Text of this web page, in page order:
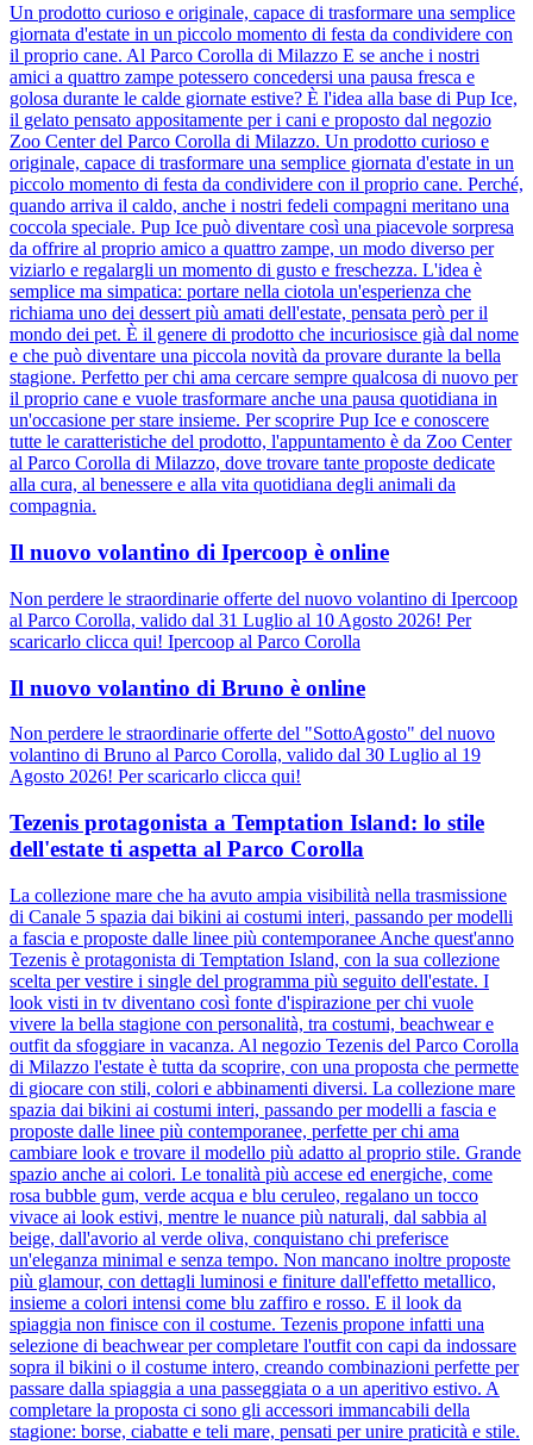
Un prodotto curioso e originale, capace di trasformare una semplice
giornata d'estate in un piccolo momento di festa da condividere con
il proprio cane. Al Parco Corolla di Milazzo E se anche i nostri
amici a quattro zampe potessero concedersi una pausa fresca e
golosa durante le calde giornate estive? È l'idea alla base di Pup Ice,
il gelato pensato appositamente per i cani e proposto dal negozio
Zoo Center del Parco Corolla di Milazzo. Un prodotto curioso e
originale, capace di trasformare una semplice giornata d'estate in un
piccolo momento di festa da condividere con il proprio cane. Perché,
quando arriva il caldo, anche i nostri fedeli compagni meritano una
coccola speciale. Pup Ice può diventare così una piacevole sorpresa
da offrire al proprio amico a quattro zampe, un modo diverso per
viziarlo e regalargli un momento di gusto e freschezza. L'idea è
semplice ma simpatica: portare nella ciotola un'esperienza che
richiama uno dei dessert più amati dell'estate, pensata però per il
mondo dei pet. È il genere di prodotto che incuriosisce già dal nome
e che può diventare una piccola novità da provare durante la bella
stagione. Perfetto per chi ama cercare sempre qualcosa di nuovo per
il proprio cane e vuole trasformare anche una pausa quotidiana in
un'occasione per stare insieme. Per scoprire Pup Ice e conoscere
tutte le caratteristiche del prodotto, l'appuntamento è da Zoo Center
al Parco Corolla di Milazzo, dove trovare tante proposte dedicate
alla cura, al benessere e alla vita quotidiana degli animali da
compagnia.
Il nuovo volantino di Ipercoop è online
Non perdere le straordinarie offerte del nuovo volantino di Ipercoop
al Parco Corolla, valido dal 31 Luglio al 10 Agosto 2026! Per
scaricarlo clicca qui! Ipercoop al Parco Corolla
Il nuovo volantino di Bruno è online
Non perdere le straordinarie offerte del "SottoAgosto" del nuovo
volantino di Bruno al Parco Corolla, valido dal 30 Luglio al 19
Agosto 2026! Per scaricarlo clicca qui!
Tezenis protagonista a Temptation Island: lo stile
dell'estate ti aspetta al Parco Corolla
La collezione mare che ha avuto ampia visibilità nella trasmissione
di Canale 5 spazia dai bikini ai costumi interi, passando per modelli
a fascia e proposte dalle linee più contemporanee Anche quest'anno
Tezenis è protagonista di Temptation Island, con la sua collezione
scelta per vestire i single del programma più seguito dell'estate. I
look visti in tv diventano così fonte d'ispirazione per chi vuole
vivere la bella stagione con personalità, tra costumi, beachwear e
outfit da sfoggiare in vacanza. Al negozio Tezenis del Parco Corolla
di Milazzo l'estate è tutta da scoprire, con una proposta che permette
di giocare con stili, colori e abbinamenti diversi. La collezione mare
spazia dai bikini ai costumi interi, passando per modelli a fascia e
proposte dalle linee più contemporanee, perfette per chi ama
cambiare look e trovare il modello più adatto al proprio stile. Grande
spazio anche ai colori. Le tonalità più accese ed energiche, come
rosa bubble gum, verde acqua e blu ceruleo, regalano un tocco
vivace ai look estivi, mentre le nuance più naturali, dal sabbia al
beige, dall'avorio al verde oliva, conquistano chi preferisce
un'eleganza minimal e senza tempo. Non mancano inoltre proposte
più glamour, con dettagli luminosi e finiture dall'effetto metallico,
insieme a colori intensi come blu zaffiro e rosso. E il look da
spiaggia non finisce con il costume. Tezenis propone infatti una
selezione di beachwear per completare l'outfit con capi da indossare
sopra il bikini o il costume intero, creando combinazioni perfette per
passare dalla spiaggia a una passeggiata o a un aperitivo estivo. A
completare la proposta ci sono gli accessori immancabili della
stagione: borse, ciabatte e teli mare, pensati per unire praticità e stile.